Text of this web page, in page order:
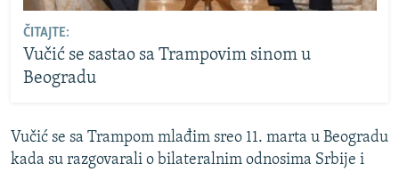
ČITAJTE:
Vučić se sastao sa Trampovim sinom u
Beogradu
Vučić se sa Trampom mlađim sreo 11. marta u Beogradu
kada su razgovarali o bilateralnim odnosima Srbije i